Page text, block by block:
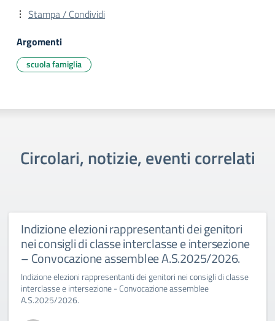
Stampa / Condividi
Argomenti
scuola famiglia
Circolari, notizie, eventi correlati
Indizione elezioni rappresentanti dei genitori
nei consigli di classe interclasse e intersezione
– Convocazione assemblee A.S.2025/2026.
Indizione elezioni rappresentanti dei genitori nei consigli di classe
interclasse e intersezione - Convocazione assemblee
A.S.2025/2026.